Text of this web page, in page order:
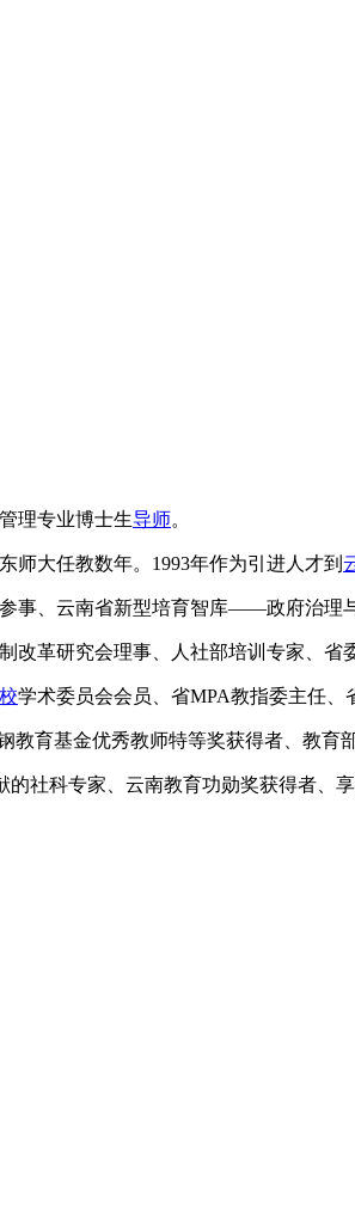
理专业博士生导师。
师大任教数年。1993年作为引进人才到
事、云南省新型培育智库——政府治理
革研究会理事、人社部培训专家、省
学术委员会会员、省MPA教指委主任、
基金优秀教师特等奖获得者、教育部
科专家、云南教育功勋奖获得者、享